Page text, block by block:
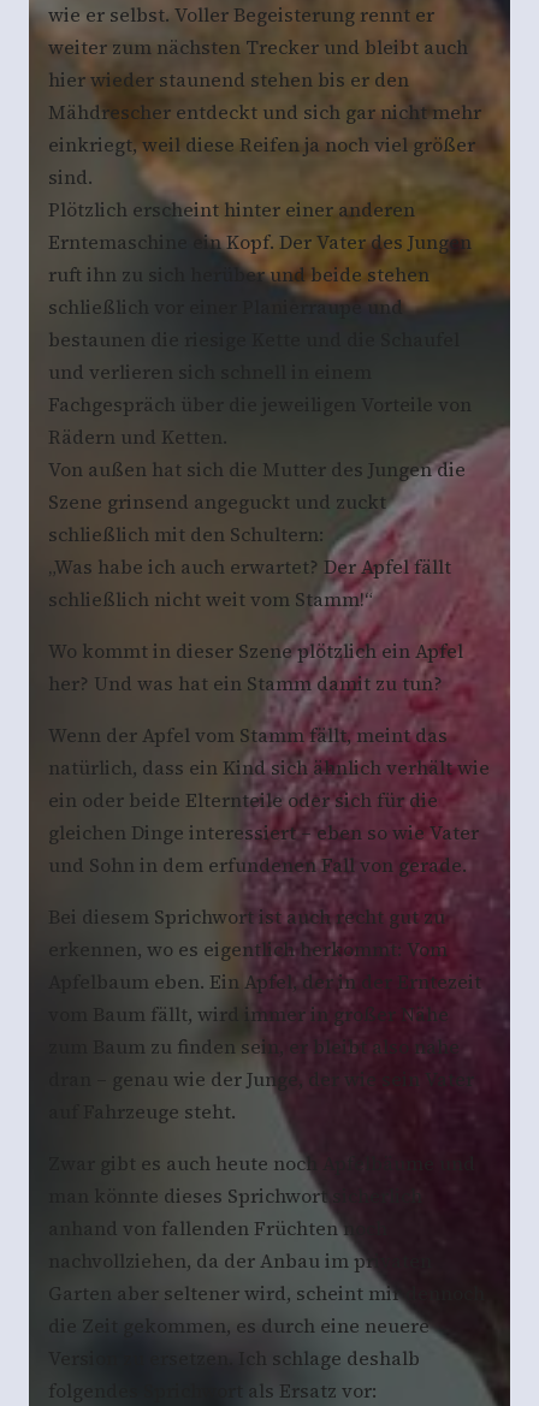
wie er selbst. Voller Begeisterung rennt er
weiter zum nächsten Trecker und bleibt auch
hier wieder staunend stehen bis er den
Mähdrescher entdeckt und sich gar nicht mehr
einkriegt, weil diese Reifen ja noch viel größer
sind.
Plötzlich erscheint hinter einer anderen
Erntemaschine ein Kopf. Der Vater des Jungen
ruft ihn zu sich herüber und beide stehen
schließlich vor einer Planierraupe und
bestaunen die riesige Kette und die Schaufel
und verlieren sich schnell in einem
Fachgespräch über die jeweiligen Vorteile von
Rädern und Ketten.
Von außen hat sich die Mutter des Jungen die
Szene grinsend angeguckt und zuckt
schließlich mit den Schultern:
„Was habe ich auch erwartet? Der Apfel fällt
schließlich nicht weit vom Stamm!“
Wo kommt in dieser Szene plötzlich ein Apfel
her? Und was hat ein Stamm damit zu tun?
Wenn der Apfel vom Stamm fällt, meint das
natürlich, dass ein Kind sich ähnlich verhält wie
ein oder beide Elternteile oder sich für die
gleichen Dinge interessiert – eben so wie Vater
und Sohn in dem erfundenen Fall von gerade.
Bei diesem Sprichwort ist auch recht gut zu
erkennen, wo es eigentlich herkommt: Vom
Apfelbaum eben. Ein Apfel, der in der Erntezeit
vom Baum fällt, wird immer in großer Nähe
zum Baum zu finden sein, er bleibt also nahe
dran – genau wie der Junge, der wie sein Vater
auf Fahrzeuge steht.
Zwar gibt es auch heute noch Apfelbäume und
man könnte dieses Sprichwort sicherlich
anhand von fallenden Früchten noch
nachvollziehen, da der Anbau im privaten
Garten aber seltener wird, scheint mir dennoch
die Zeit gekommen, es durch eine neuere
Version zu ersetzen. Ich schlage deshalb
folgendes Sprichwort als Ersatz vor: